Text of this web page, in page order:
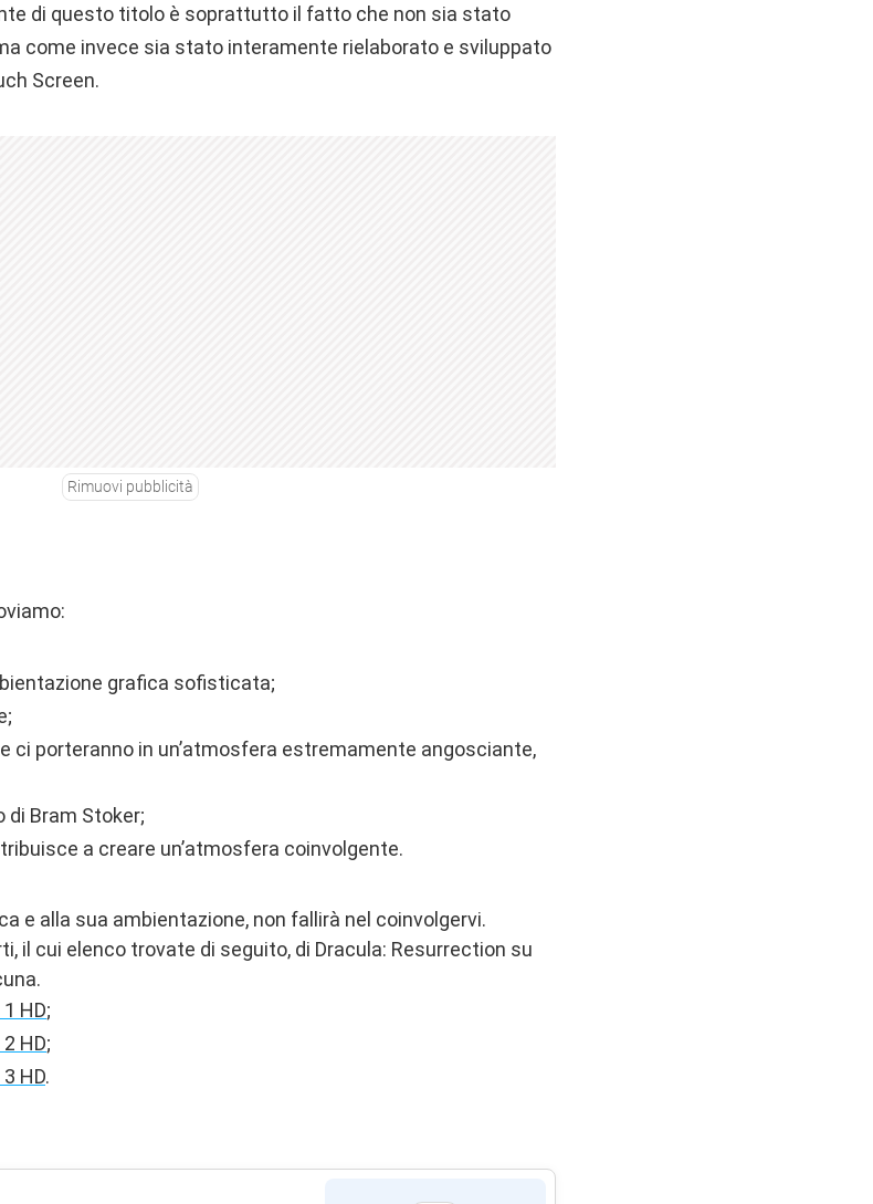
di questo titolo è soprattutto il fatto che non sia stato
come invece sia stato interamente rielaborato e sviluppato
Screen.
Rimuovi pubblicità
grafica sofisticata;
ci porteranno in un’atmosfera estremamente angosciante,
di Bram Stoker;
a creare un’atmosfera coinvolgente.
e alla sua ambientazione, non fallirà nel coinvolgervi.
il cui elenco trovate di seguito, di Dracula: Resurrection su
HD;
HD;
HD.